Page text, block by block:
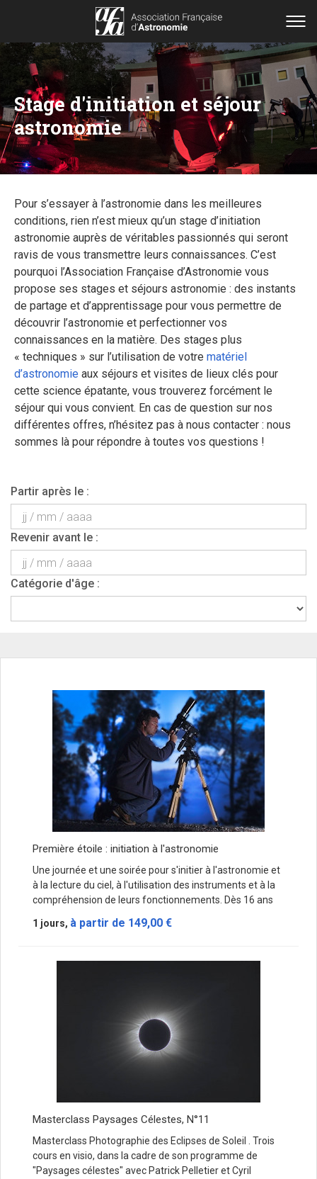
Stage d'initiation et séjour
astronomie
Pour s’essayer à l’astronomie dans les meilleures
conditions, rien n’est mieux qu’un stage d’initiation
astronomie auprès de véritables passionnés qui seront
ravis de vous transmettre leurs connaissances. C’est
pourquoi l’Association Française d’Astronomie vous
propose ses stages et séjours astronomie : des instants
de partage et d’apprentissage pour vous permettre de
découvrir l’astronomie et perfectionner vos
connaissances en la matière. Des stages plus
« techniques » sur l’utilisation de votre matériel
d’astronomie aux séjours et visites de lieux clés pour
cette science épatante, vous trouverez forcément le
séjour qui vous convient. En cas de question sur nos
différentes offres, n’hésitez pas à nous contacter : nous
sommes là pour répondre à toutes vos questions !
Partir après le :
Revenir avant le :
Catégorie d'âge :
Première étoile : initiation à l'astronomie
Une journée et une soirée pour s'initier à l'astronomie et
à la lecture du ciel, à l'utilisation des instruments et à la
compréhension de leurs fonctionnements. Dès 16 ans
1 jours, à partir de 149,00 €
Masterclass Paysages Célestes, N°11
Masterclass Photographie des Eclipses de Soleil . Trois
cours en visio, dans la cadre de son programme de
"Paysages célestes" avec Patrick Pelletier et Cyril